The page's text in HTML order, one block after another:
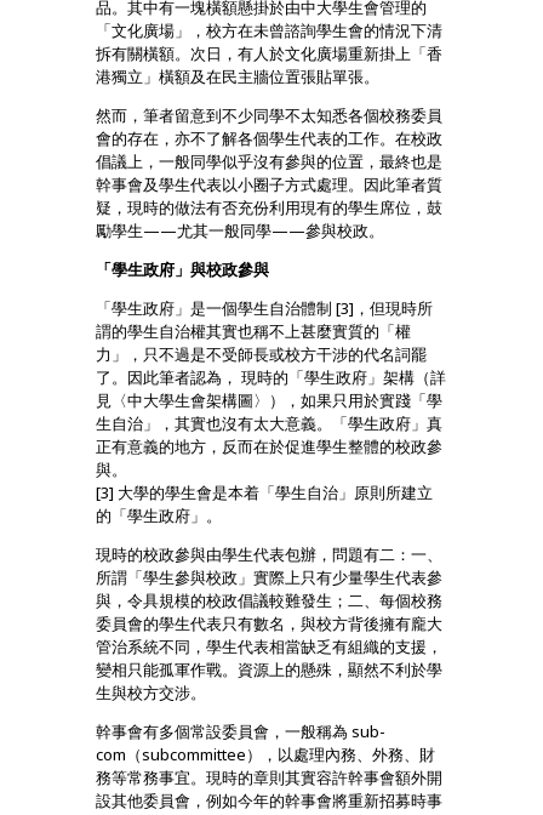
品。其中有一塊橫額懸掛於由中大學生會管理的
「文化廣場」，校方在未曾諮詢學生會的情況下清
拆有關橫額。次日，有人於文化廣場重新掛上「香
港獨立」橫額及在民主牆位置張貼單張。
然而，筆者留意到不少同學不太知悉各個校務委員
會的存在，亦不了解各個學生代表的工作。在校政
倡議上，一般同學似乎沒有參與的位置，最終也是
幹事會及學生代表以小圈子方式處理。因此筆者質
疑，現時的做法有否充份利用現有的學生席位，鼓
勵學生——尤其一般同學——參與校政。
「學生政府」與校政參與
「學生政府」是一個學生自治體制 [3]，但現時所
謂的學生自治權其實也稱不上甚麼實質的「權
力」，只不過是不受師長或校方干涉的代名詞罷
了。因此筆者認為， 現時的「學生政府」架構（詳
見〈中大學生會架構圖〉），如果只用於實踐「學
生自治」，其實也沒有太大意義。「學生政府」真
正有意義的地方，反而在於促進學生整體的校政參
與。
[3] 大學的學生會是本着「學生自治」原則所建立
的「學生政府」。
現時的校政參與由學生代表包辦，問題有二：一、
所謂「學生參與校政」實際上只有少量學生代表參
與，令具規模的校政倡議較難發生；二、每個校務
委員會的學生代表只有數名，與校方背後擁有龐大
管治系統不同，學生代表相當缺乏有組織的支援，
變相只能孤軍作戰。資源上的懸殊，顯然不利於學
生與校方交涉。
幹事會有多個常設委員會，一般稱為 sub-
com（subcommittee），以處理內務、外務、財
務等常務事宜。現時的章則其實容許幹事會額外開
設其他委員會，例如今年的幹事會將重新招募時事